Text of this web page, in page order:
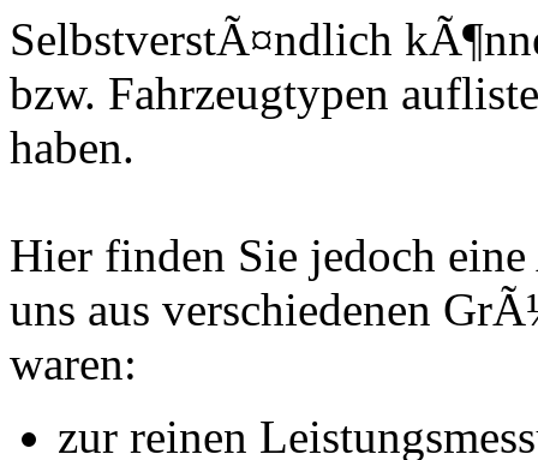
SelbstverstÃ¤ndlich
bzw. Fahrzeugtypen
haben.
Hier finden Sie jedoch
uns aus verschiedenen
waren:
zur reinen